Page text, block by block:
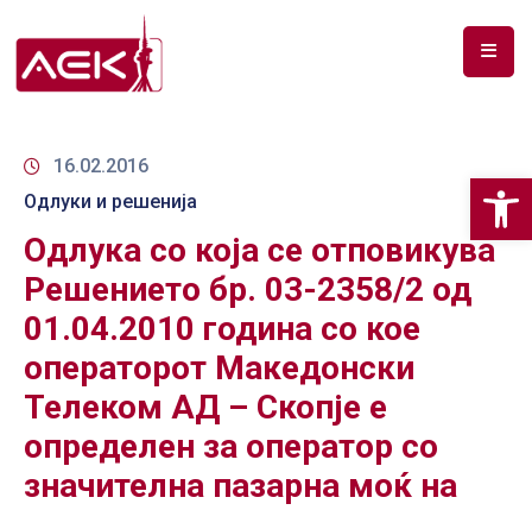
ЗА
ДОКУМЕНТИ
РФ
СПЕКТАР
ТЕЛЕКОМУНИКАЦИИ
НА
ПАЗАР
16.02.2016
Одлуки и решенија
Одлука со која се отповикува
Решението бр. 03-2358/2 од
01.04.2010 година со кое
операторот Македонски
Телеком АД – Скопје е
определен за оператор со
значителна пазарна моќ на